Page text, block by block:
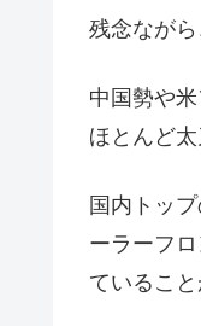
残念なが
中国勢や
ほとんど太
国内トッ
ーラーフ
ているこ